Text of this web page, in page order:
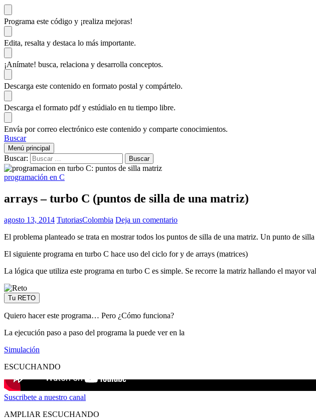
Programa este código y ¡realiza mejoras!
Edita, resalta y destaca lo más importante.
¡Anímate! busca, relaciona y desarrolla conceptos.
Descarga este contenido en formato postal y compártelo.
Descarga el formato pdf y estúdialo en tu tiempo libre.
Envía por correo electrónico este contenido y comparte conocimientos.
Buscar
Menú principal
Buscar:
programación en C
arrays – turbo C (puntos de silla de una matriz)
agosto 13, 2014 TutoriasColombia Deja un comentario
El problema planteado se trata en mostrar todos los puntos de silla de una matriz. Un punto de
El siguiente programa en turbo C hace uso del ciclo for y de arrays (matrices)
La lógica que utiliza este programa en turbo C es simple. Se recorre la matriz hallando el mayor
Tu RETO
Quiero hacer este programa… Pero ¿Cómo funciona?
La ejecución paso a paso del programa la puede ver en la
Simulación
ESCUCHANDO
Suscribete a nuestro canal
AMPLIAR ESCUCHANDO